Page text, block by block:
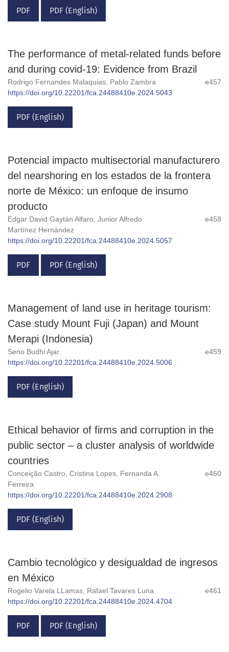
PDF PDF (English)
The performance of metal-related funds before
and during covid-19: Evidence from Brazil
Rodrigo Fernandes Malaquias, Pablo Zambra
e457
https://doi.org/10.22201/fca.24488410e.2024.5043
PDF (English)
Potencial impacto multisectorial manufacturero
del nearshoring en los estados de la frontera
norte de México: un enfoque de insumo
producto
Edgar David Gaytán Alfaro, Junior Alfredo
Martínez Hernández
e458
https://doi.org/10.22201/fca.24488410e.2024.5057
PDF PDF (English)
Management of land use in heritage tourism:
Case study Mount Fuji (Japan) and Mount
Merapi (Indonesia)
Seno Budhi Ajar
e459
https://doi.org/10.22201/fca.24488410e.2024.5006
PDF (English)
Ethical behavior of firms and corruption in the
public sector – a cluster analysis of worldwide
countries
Conceição Castro, Cristina Lopes, Fernanda A.
Ferreira
e460
https://doi.org/10.22201/fca.24488410e.2024.2908
PDF (English)
Cambio tecnológico y desigualdad de ingresos
en México
Rogelio Varela LLamas, Rafael Tavares Luna
e461
https://doi.org/10.22201/fca.24488410e.2024.4704
PDF PDF (English)